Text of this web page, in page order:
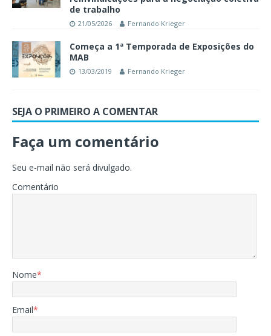
de trabalho
21/05/2026 Fernando Krieger
Começa a 1ª Temporada de Exposições do
MAB
13/03/2019 Fernando Krieger
SEJA O PRIMEIRO A COMENTAR
Faça um comentário
Seu e-mail não será divulgado.
Comentário
Nome*
Email*